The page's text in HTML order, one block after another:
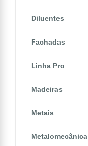
Diluentes
Fachadas
Linha Pro
Madeiras
Metais
Metalomecânica